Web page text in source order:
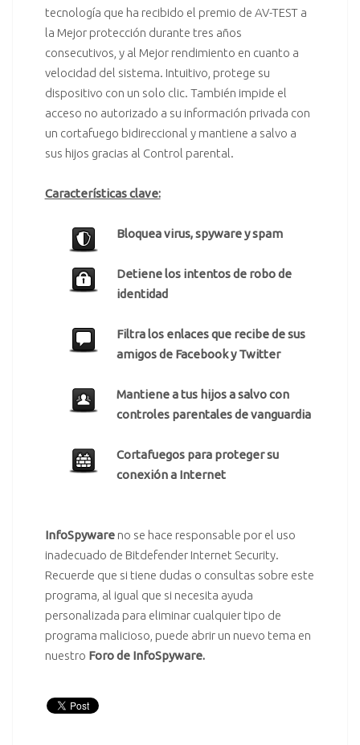
tecnología que ha recibido el premio de AV-TEST a
la Mejor protección durante tres años
consecutivos, y al Mejor rendimiento en cuanto a
velocidad del sistema. Intuitivo, protege su
dispositivo con un solo clic. También impide el
acceso no autorizado a su información privada con
un cortafuego bidireccional y mantiene a salvo a
sus hijos gracias al Control parental.
Características clave:
Bloquea virus, spyware y spam
Detiene los intentos de robo de
identidad
Filtra los enlaces que recibe de sus
amigos de Facebook y Twitter
Mantiene a tus hijos a salvo con
controles parentales de vanguardia
Cortafuegos para proteger su
conexión a Internet
InfoSpywareno se hace responsable por el uso
inadecuado de Bitdefender Internet Security.
Recuerde que si tiene dudas o consultas sobre este
programa, al igual que si necesita ayuda
personalizada para eliminar cualquier tipo de
programa malicioso, puede abrir un nuevo tema en
nuestro Foro de InfoSpyware.